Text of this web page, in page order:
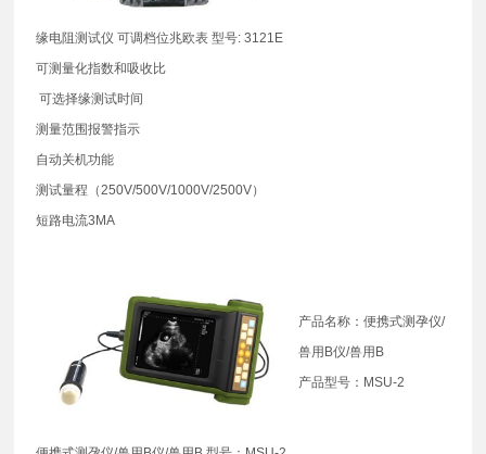
缘电阻测试仪 可调档位兆欧表 型号: 3121E
可测量化指数和吸收比
可选择缘测试时间
测量范围报警指示
自动关机功能
测试量程（250V/500V/1000V/2500V）
短路电流3MA
产品名称：便携式测孕仪/
兽用B仪/兽用B
产品型号：MSU-2